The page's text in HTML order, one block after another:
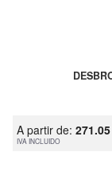
A partir de:
IVA INCLUIDO